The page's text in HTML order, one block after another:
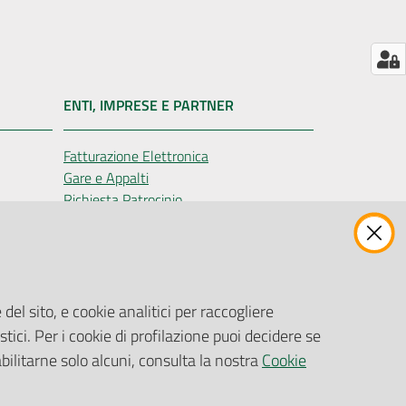
ENTI, IMPRESE E PARTNER
Fatturazione Elettronica
Gare e Appalti
Richiesta Patrocinio
sito, e cookie analitici per raccogliere
Per i cookie di profilazione puoi decidere se
solo alcuni, consulta la nostraCookie